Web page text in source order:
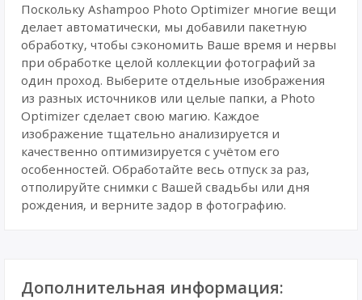
Поскольку Ashampoo Photo Optimizer многие вещи
делает автоматически, мы добавили пакетную
обработку, чтобы сэкономить Ваше время и нервы
при обработке целой коллекции фотографий за
один проход. Выберите отдельные изображения
из разных источников или целые папки, а Photo
Optimizer сделает свою магию. Каждое
изображение тщательно анализируется и
качественно оптимизируется с учётом его
особенностей. Обработайте весь отпуск за раз,
отполируйте снимки с Вашей свадьбы или дня
рождения, и верните задор в фотографию.
Дополнительная информация: